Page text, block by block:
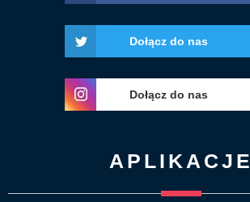
Dołącz do nas
Dołącz do nas
APLIKACJE